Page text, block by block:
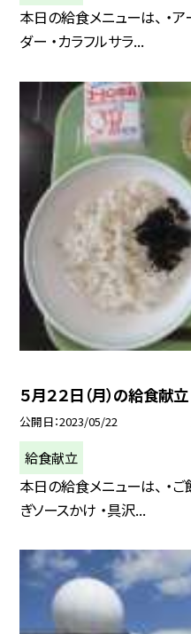
本日の給食メニューは、 ・ア
ダー ・カラフルサラ...
５月２２日（月）の給食献立
公開日 2023/05/22
給食献立
本日の給食メニューは、 ・
ぎソースかけ ・具沢...